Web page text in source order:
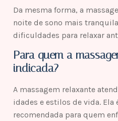
Da mesma forma, a
noite de sono mais
dificuldades para relaxar
Para quem a
indicada?
A massagem relaxante
idades e estilos de vida. Ela
recomendada para quem